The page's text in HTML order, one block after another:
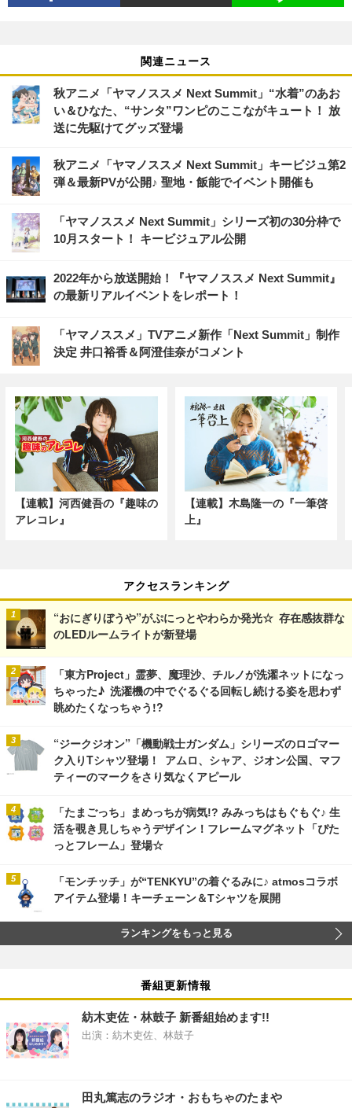
関連ニュース
秋アニメ「ヤマノススメ Next Summit」“水着”のあお
い＆ひなた、“サンタ”ワンピのここながキュート！ 放
送に先駆けてグッズ登場
秋アニメ「ヤマノススメ Next Summit」キービジュ第2
弾＆最新PVが公開♪ 聖地・飯能でイベント開催も
「ヤマノススメ Next Summit」シリーズ初の30分枠で
10月スタート！ キービジュアル公開
2022年から放送開始！『ヤマノススメ Next Summit』
の最新リアルイベントをレポート！
「ヤマノススメ」TVアニメ新作「Next Summit」制作
決定 井口裕香＆阿澄佳奈がコメント
【連載】河西健吾の『趣味の
アレコレ』
【連載】木島隆一の『一筆啓
上』
アクセスランキング
“おにぎりぼうや”がぷにっとやわらか発光☆ 存在感抜群な
のLEDルームライトが新登場
「東方Project」霊夢、魔理沙、チルノが洗濯ネットになっ
ちゃった♪ 洗濯機の中でぐるぐる回転し続ける姿を思わず
眺めたくなっちゃう!?
“ジークジオン”「機動戦士ガンダム」シリーズのロゴマー
ク入りTシャツ登場！ アムロ、シャア、ジオン公国、マフ
ティーのマークをさり気なくアピール
「たまごっち」まめっちが病気!? みみっちはもぐもぐ♪ 生
活を覗き見しちゃうデザイン！フレームマグネット「ぴた
っとフレーム」登場☆
「モンチッチ」が“TENKYU”の着ぐるみに♪ atmosコラボ
アイテム登場！キーチェーン＆Tシャツを展開
ランキングをもっと見る
番組更新情報
紡木吏佐・林鼓子 新番組始めます!!
出演：紡木吏佐、林鼓子
田丸篤志のラジオ・おもちゃのたまや